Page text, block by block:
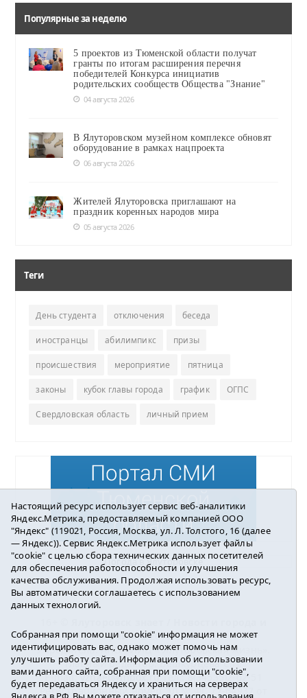
Популярные за неделю
5 проектов из Тюменской области получат
гранты по итогам расширения перечня
победителей Конкурса инициатив
родительских сообществ Общества "Знание"
04 августа 2026
В Ялуторовском музейном комплексе обновят
оборудование в рамках нацпроекта
06 августа 2026
Жителей Ялуторовска приглашают на
праздник коренных народов мира
05 августа 2026
Теги
День студента отключения беседа
иностранцы абилимпикс призы
происшествия мероприятие пятница
законы кубок главы города график ОГПС
Свердловская область личный прием
Погода в Ялуторовске
района2016-2023
Учредитель: АНО «ИИЦ « Ялуторовская жизнь».
Главный редактор: Вешкурцева С.П.
E-mail:yznaet@inbox.ruТел.: 8(34535)2-02-51
Регистрационный номер ЭЛ № ФС 77-64937 от
Настоящий ресурс использует сервис веб-аналитики
Яндекс.Метрика, предоставляемый компанией ООО
"Яндекс" (119021, Россия, Москва, ул. Л. Толстого, 16 (далее
— Яндекс)). Сервис Яндекс.Метрика использует файлы
"cookie" с целью сбора технических данных посетителей
для обеспечения работоспособности и улучшения
качества обслуживания. Продолжая использовать ресурс,
Вы автоматически соглашаетесь с использованием
данных технологий.
Собранная при помощи "cookie" информация не может
идентифицировать вас, однако может помочь нам
улучшить работу сайта. Информация об использовании
вами данного сайта, собранная при помощи "cookie",
будет передаваться Яндексу и храниться на серверах